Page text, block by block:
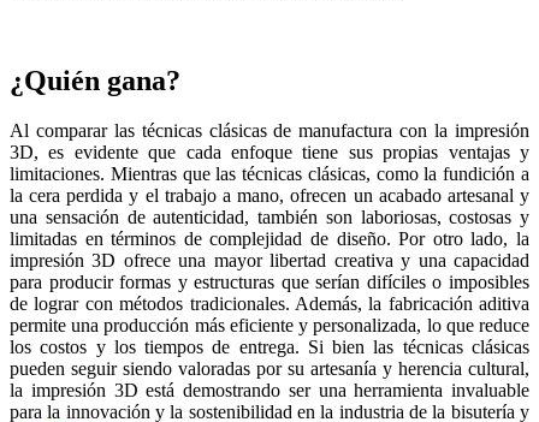
¿Quién gana?
Al comparar las técnicas clásicas de manufactura con la impresión
3D, es evidente que cada enfoque tiene sus propias ventajas y
limitaciones. Mientras que las técnicas clásicas, como la fundición a
la cera perdida y el trabajo a mano, ofrecen un acabado artesanal y
una sensación de autenticidad, también son laboriosas, costosas y
limitadas en términos de complejidad de diseño. Por otro lado, la
impresión 3D ofrece una mayor libertad creativa y una capacidad
para producir formas y estructuras que serían difíciles o imposibles
de lograr con métodos tradicionales. Además, la fabricación aditiva
permite una producción más eficiente y personalizada, lo que reduce
los costos y los tiempos de entrega. Si bien las técnicas clásicas
pueden seguir siendo valoradas por su artesanía y herencia cultural,
la impresión 3D está demostrando ser una herramienta invaluable
para la innovación y la sostenibilidad en la industria de la bisutería y